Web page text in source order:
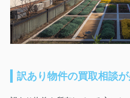
訳あり物件の買取相談